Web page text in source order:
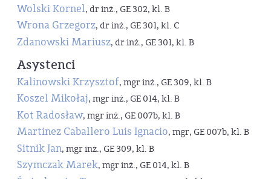
Wolski Kornel, dr inż., GE 302, kl. B
Wrona Grzegorz, dr inż., GE 301, kl. C
Zdanowski Mariusz, dr inż., GE 301, kl. B
Asystenci
Kalinowski Krzysztof, mgr inż., GE 309, kl. B
Koszel Mikołaj, mgr inż., GE 014, kl. B
Kot Radosław, mgr inż., GE 007b, kl. B
Martinez Caballero Luis Ignacio, mgr, GE 007b, kl. B
Sitnik Jan, mgr inż., GE 309, kl. B
Szymczak Marek, mgr inż., GE 014, kl. B